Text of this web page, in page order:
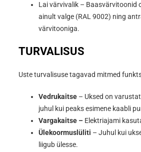
Lai värvivalik – Baasvärvitoonid
ainult valge (RAL 9002) ning
värvitooniga.
TURVALISUS
Uste turvalisuse tagavad mitmed
Vedrukaitse – Uksed on
juhul kui peaks esimene kaabli
Vargakaitse – Elektriajami
Ülekoormuslüliti – Juhul kui
liigub ülesse.